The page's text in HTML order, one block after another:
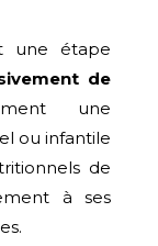
une étape
de
une
ou infantile
de
à ses